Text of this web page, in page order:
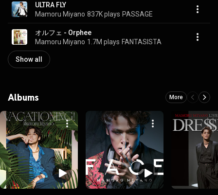
ULTRA FLY
Mamoru Miyano 837K plays PASSAGE
オルフェ - Orphee
Mamoru Miyano 1.7M plays FANTASISTA
Show all
Albums More